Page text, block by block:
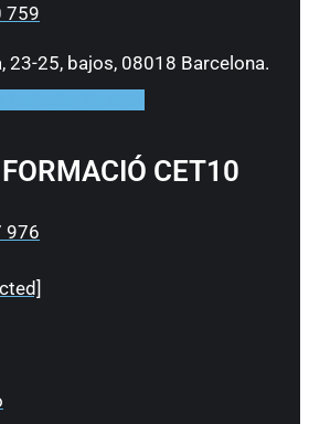
759
23-25, bajos, 08018 Barcelona.
CET10
976